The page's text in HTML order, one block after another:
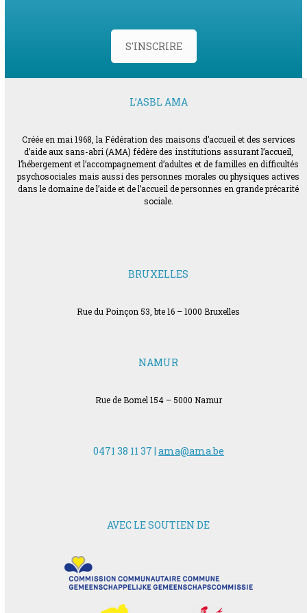
S'INSCRIRE
L’ASBL AMA
Créée en mai 1968, la Fédération des maisons d’accueil et des services
d’aide aux sans-abri (AMA) fédère des institutions assurant l’accueil,
l’hébergement et l’accompagnement d’adultes et de familles en difficultés
psychosociales mais aussi des personnes morales ou physiques actives
dans le domaine de l’aide et de l’accueil de personnes en grande précarité
sociale.
BRUXELLES
Rue du Poinçon 53, bte 16 – 1000 Bruxelles
NAMUR
Rue de Bomel 154 – 5000 Namur
0471 38 11 37 | ama@ama.be
AVEC LE SOUTIEN DE